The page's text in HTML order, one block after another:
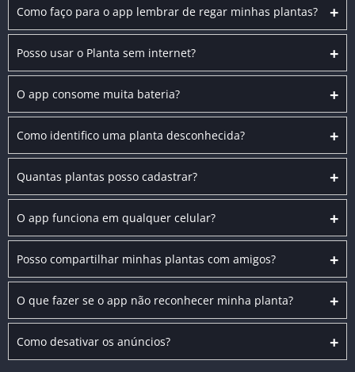
+
Como faço para o app lembrar de regar minhas plantas?
+
Posso usar o Planta sem internet?
+
O app consome muita bateria?
+
Como identifico uma planta desconhecida?
+
Quantas plantas posso cadastrar?
+
O app funciona em qualquer celular?
+
Posso compartilhar minhas plantas com amigos?
+
O que fazer se o app não reconhecer minha planta?
+
Como desativar os anúncios?